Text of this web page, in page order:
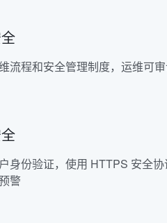
流程和安全管理制度，运维可审
身份验证，使用 HTTPS 安全协
警